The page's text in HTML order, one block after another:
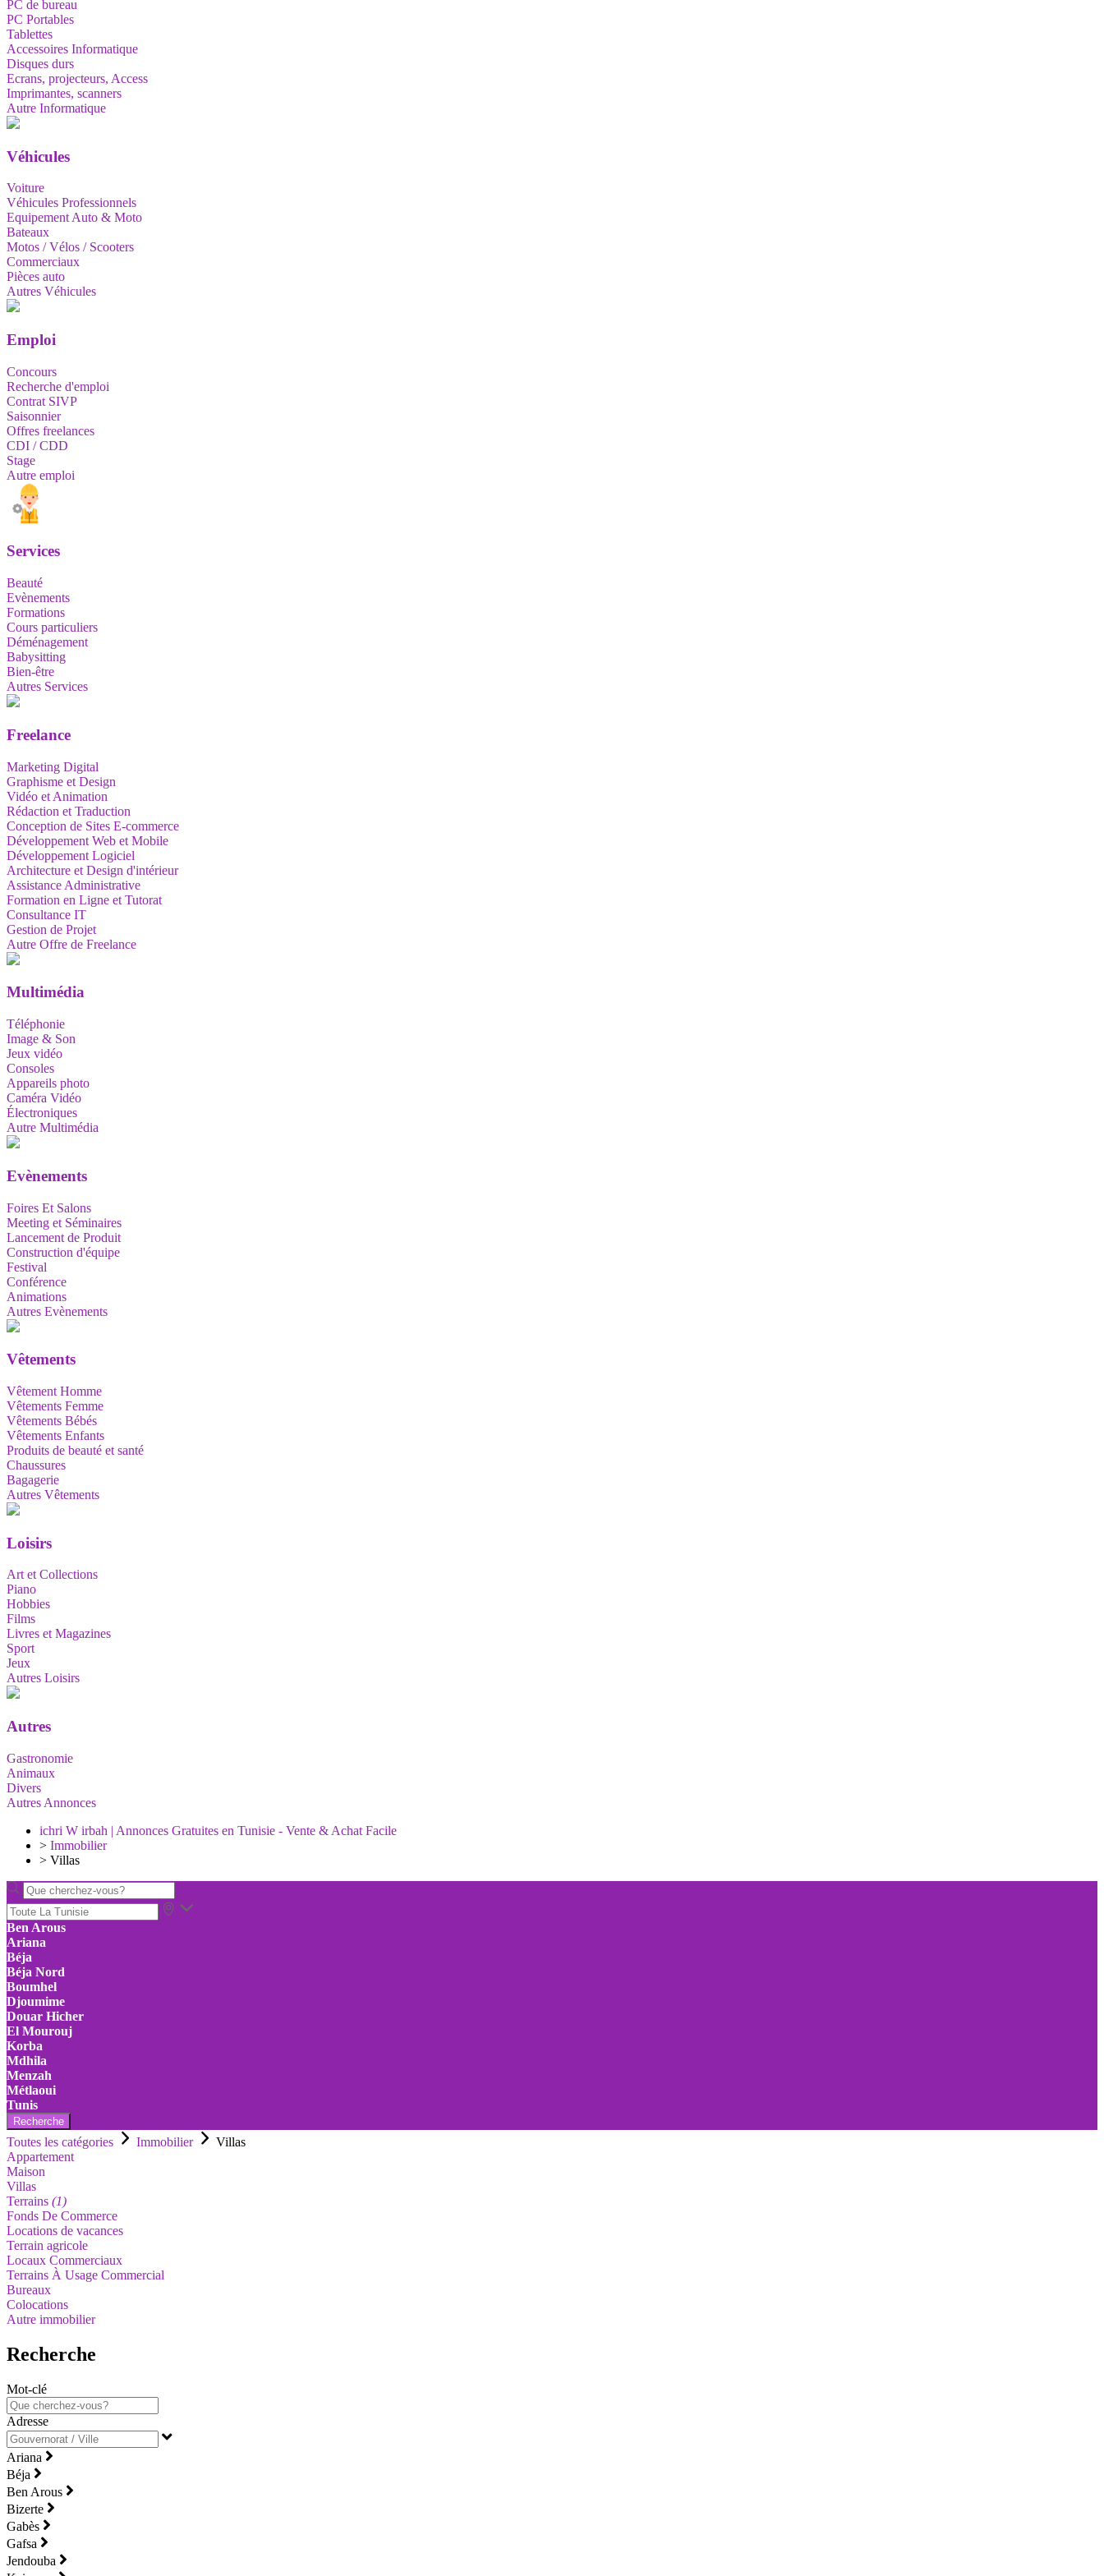
PC de bureau
PC Portables
Tablettes
Accessoires Informatique
Disques durs
Ecrans, projecteurs, Access
Imprimantes, scanners
Autre Informatique
Véhicules
Voiture
Véhicules Professionnels
Equipement Auto & Moto
Bateaux
Motos / Vélos / Scooters
Commerciaux
Pièces auto
Autres Véhicules
Emploi
Concours
Recherche d'emploi
Contrat SIVP
Saisonnier
Offres freelances
CDI / CDD
Stage
Autre emploi
Services
Beauté
Evènements
Formations
Cours particuliers
Déménagement
Babysitting
Bien-être
Autres Services
Freelance
Marketing Digital
Graphisme et Design
Vidéo et Animation
Rédaction et Traduction
Conception de Sites E-commerce
Développement Web et Mobile
Développement Logiciel
Architecture et Design d'intérieur
Assistance Administrative
Formation en Ligne et Tutorat
Consultance IT
Gestion de Projet
Autre Offre de Freelance
Multimédia
Téléphonie
Image & Son
Jeux vidéo
Consoles
Appareils photo
Caméra Vidéo
Électroniques
Autre Multimédia
Evènements
Foires Et Salons
Meeting et Séminaires
Lancement de Produit
Construction d'équipe
Festival
Conférence
Animations
Autres Evènements
Vêtements
Vêtement Homme
Vêtements Femme
Vêtements Bébés
Vêtements Enfants
Produits de beauté et santé
Chaussures
Bagagerie
Autres Vêtements
Loisirs
Art et Collections
Piano
Hobbies
Films
Livres et Magazines
Sport
Jeux
Autres Loisirs
Autres
Gastronomie
Animaux
Divers
Autres Annonces
ichri W irbah | Annonces Gratuites en Tunisie - Vente & Achat Facile
> Immobilier
> Villas
Ben Arous
Ariana
Béja
Béja Nord
Boumhel
Djoumime
Douar Hicher
El Mourouj
Korba
Mdhila
Menzah
Métlaoui
Tunis
Recherche
Toutes les catégories Immobilier
Villas
Appartement
Maison
Villas
Terrains (1)
Fonds De Commerce
Locations de vacances
Terrain agricole
Locaux Commerciaux
Terrains À Usage Commercial
Bureaux
Colocations
Autre immobilier
Recherche
Mot-clé
Adresse
Ariana
Béja
Ben Arous
Bizerte
Gabès
Gafsa
Jendouba